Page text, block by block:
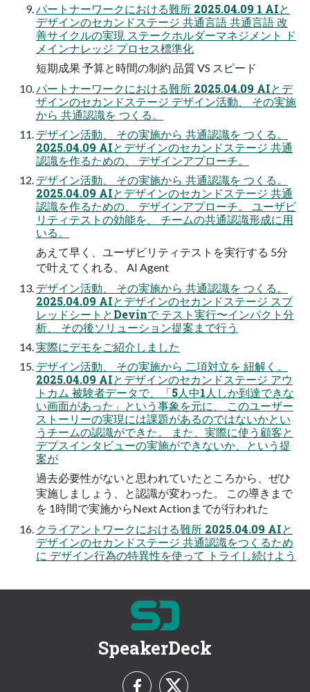
パートナーワークにおける難所 2025.04.09 1 AIと
デザインのセカンドステージ 共通言語 共通言語 改
善サイクルの実現 ステークホルダーマネジメント ド
メインナレッジ プロセス標準化
短期成果 予算と時間の制約 品質 VS スピード
パートナーワークにおける難所 2025.04.09 AIとデ
ザインのセカンドステージ デザイン活動、 その実施
から 共通認識を つくる。
デザイン活動、 その実施から 共通認識を つくる。
2025.04.09 AIとデザインのセカンドステージ 共通
認識を作るための、 デザインアプローチ。
デザイン活動、 その実施から 共通認識を つくる。
2025.04.09 AIとデザインのセカンドステージ 共通
認識を作るための、 デザインアプローチ。 ユーザビ
リティテストの効能を、 チームの共通認識形成に用
いる。
あえて早く、ユーザビリティテストを実行する 5分
で叶えてくれる、 AI Agent
デザイン活動、 その実施から 共通認識を つくる。
2025.04.09 AIとデザインのセカンドステージ スプ
レッドシートとDevinで テスト実行〜インパクト分
析、 その後ソリューション提案まで行う
実際にデモをご紹介しました
デザイン活動、 その実施から 二項対立を 紐解く。
2025.04.09 AIとデザインのセカンドステージ アウ
トカム 被験者データで、「5人中1人しか到達できな
い画面があった」という事象を元に、 このユーザー
ストーリーの実現には課題があるのではないかとい
うチームの認識ができた。 また、実際に使う顧客と
デプスインタビューの実施ができないか、という提
案が
過去必要性がないと思われていたところから、ぜひ
実施しましょう、と認識が変わった。 この導きまで
を 1時間で実施からNext Actionまでが行われた
クライアントワークにおける難所 2025.04.09 AIと
デザインのセカンドステージ 共通認識をつくるため
に デザイン行為の特異性を使って トライし続けよう
SpeakerDeck